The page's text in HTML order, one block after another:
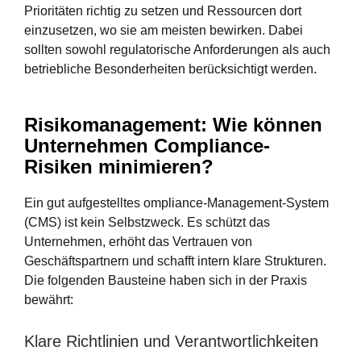
Prioritäten richtig zu setzen und Ressourcen dort
einzusetzen, wo sie am meisten bewirken. Dabei
sollten sowohl regulatorische Anforderungen als auch
betriebliche Besonderheiten berücksichtigt werden.
Risikomanagement: Wie können
Unternehmen Compliance-
Risiken minimieren?
Ein gut aufgestelltes ompliance-Management-System
(CMS) ist kein Selbstzweck. Es schützt das
Unternehmen, erhöht das Vertrauen von
Geschäftspartnern und schafft intern klare Strukturen.
Die folgenden Bausteine haben sich in der Praxis
bewährt:
Klare Richtlinien und Verantwortlichkeiten